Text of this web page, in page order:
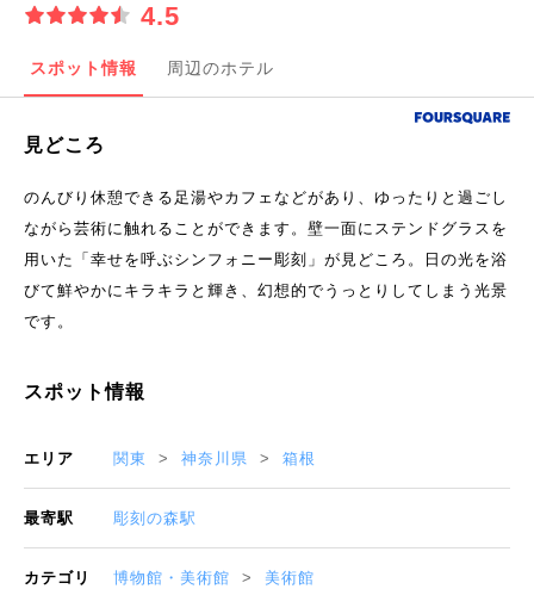
4.5
スポット情報 周辺のホテル
見どころ
のんびり休憩できる足湯やカフェなどがあり、ゆったりと過ごし
ながら芸術に触れることができます。壁一面にステンドグラスを
用いた「幸せを呼ぶシンフォニー彫刻」が見どころ。日の光を浴
びて鮮やかにキラキラと輝き、幻想的でうっとりしてしまう光景
です。
スポット情報
エリア 関東 神奈川県 箱根
最寄駅 彫刻の森駅
カテゴリ 博物館・美術館 美術館